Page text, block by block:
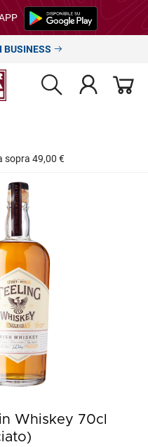
BUSINESS
sopra 49,00 €
Whiskey 70cl